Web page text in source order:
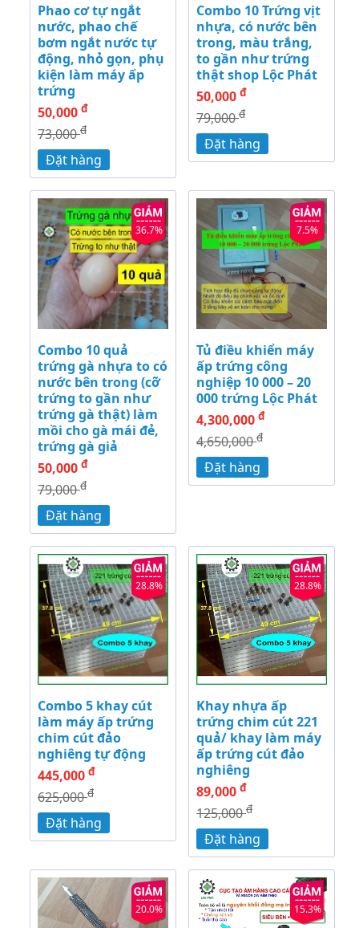
Phao cơ tự ngắt
nước, phao chế
bơm ngắt nước tự
động, nhỏ gọn, phụ
kiện làm máy ấp
trứng
50,000 đ
73,000đ
Đặt hàng
Combo 10 Trứng vịt
nhựa, có nước bên
trong, màu trắng,
to gần như trứng
thật shop Lộc Phát
50,000 đ
79,000đ
Đặt hàng
36.7%
Combo 10 quả
trứng gà nhựa to có
nước bên trong (cỡ
trứng to gần như
trứng gà thật) làm
mồi cho gà mái đẻ,
trứng gà giả
50,000 đ
79,000đ
Đặt hàng
7.5%
Tủ điều khiển máy
ấp trứng công
nghiệp 10 000 – 20
000 trứng Lộc Phát
4,300,000 đ
4,650,000đ
Đặt hàng
28.8%
Combo 5 khay cút
làm máy ấp trứng
chim cút đảo
nghiêng tự động
445,000 đ
625,000đ
Đặt hàng
28.8%
Khay nhựa ấp
trứng chim cút 221
quả/ khay làm máy
ấp trứng cút đảo
nghiêng
89,000 đ
125,000đ
Đặt hàng
20.0% 15.3%